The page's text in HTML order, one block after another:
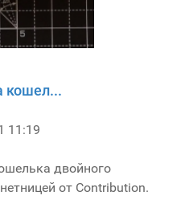
кошел...
11:19
двойного
от Contribution.